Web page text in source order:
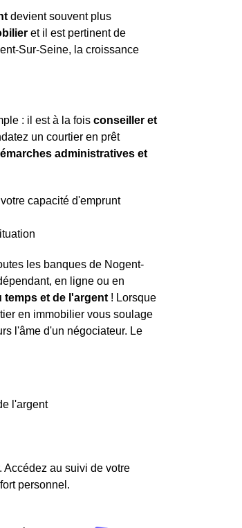
devient souvent plus
et il est pertinent de
Sur-Seine, la croissance
: il est à la fois conseiller et
un courtier en prêt
administratives et
capacité d'emprunt
les banques de Nogent-
en ligne ou en
temps et de l'argent ! Lorsque
en immobilier vous soulage
l'âme d'un négociateur. Le
l'argent
Accédez au suivi de votre
personnel.